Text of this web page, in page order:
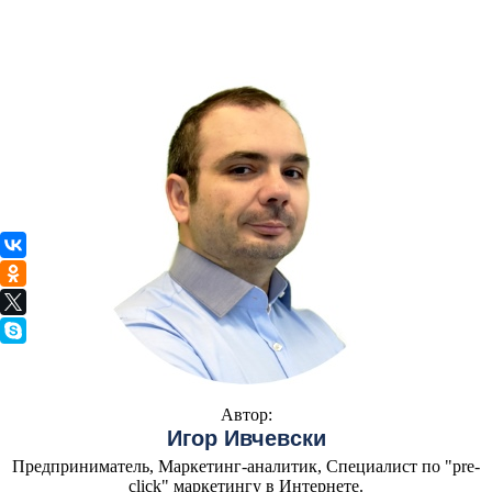
Автор:
Игор Ивчевски
Предприниматель, Маркетинг-аналитик, Специалист по "pre-
click" маркетингу в Интернете.